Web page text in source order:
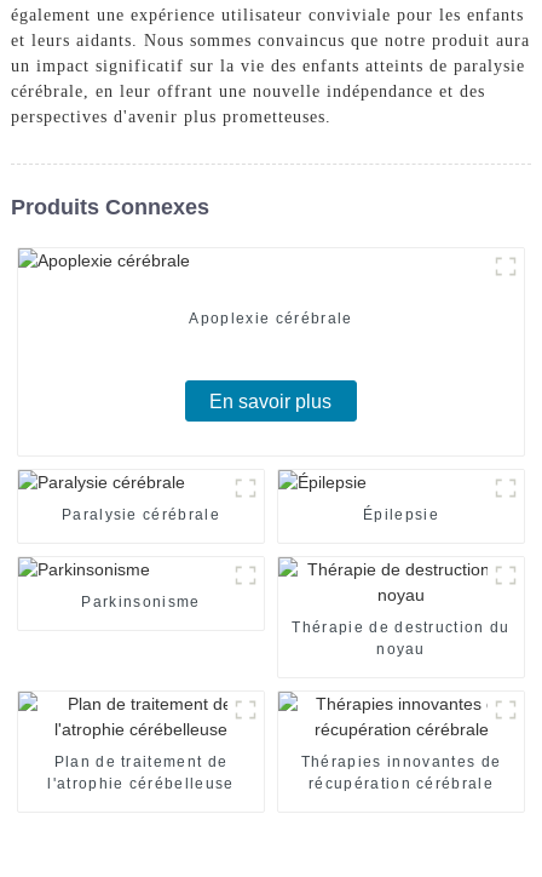
également une expérience utilisateur conviviale pour les enfants
et leurs aidants. Nous sommes convaincus que notre produit aura
un impact significatif sur la vie des enfants atteints de paralysie
cérébrale, en leur offrant une nouvelle indépendance et des
perspectives d'avenir plus prometteuses.
Produits Connexes
Apoplexie cérébrale
En savoir plus
Paralysie cérébrale Épilepsie
Parkinsonisme
Thérapie de destruction du
noyau
Plan de traitement de
l'atrophie cérébelleuse
Thérapies innovantes de
récupération cérébrale